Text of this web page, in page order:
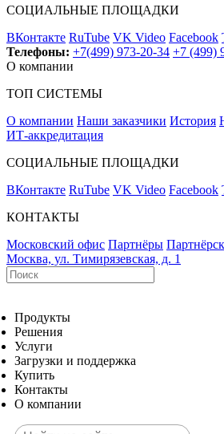
СОЦИАЛЬНЫЕ ПЛОЩАДКИ
ВКонтакте RuTube VK Video Facebook
Телефоны: +7(499) 973-20-34 +7 (499)
О компании
ТОП СИСТЕМЫ
О компании Наши заказчики История
ИТ-аккредитация
СОЦИАЛЬНЫЕ ПЛОЩАДКИ
ВКонтакте RuTube VK Video Facebook
КОНТАКТЫ
Московский офис Партнёры
Москва, ул. Тимирязевская, д. 1
Продукты
Решения
Услуги
Загрузки и поддержка
Купить
Контакты
О компании